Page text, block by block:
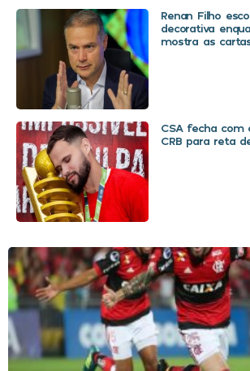
Renan Filho
decorativa
mostra as
CSA fecha com
CRB para reta